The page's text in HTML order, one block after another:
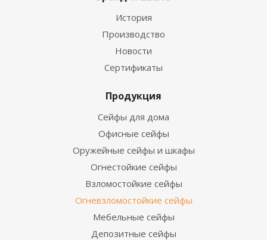
История
Производство
Новости
Сертификаты
Продукция
Сейфы для дома
Офисные сейфы
Оружейные сейфы и шкафы
Огнестойкие сейфы
Взломостойкие сейфы
Огневзломостойкие сейфы
Мебельные сейфы
Депозитные сейфы